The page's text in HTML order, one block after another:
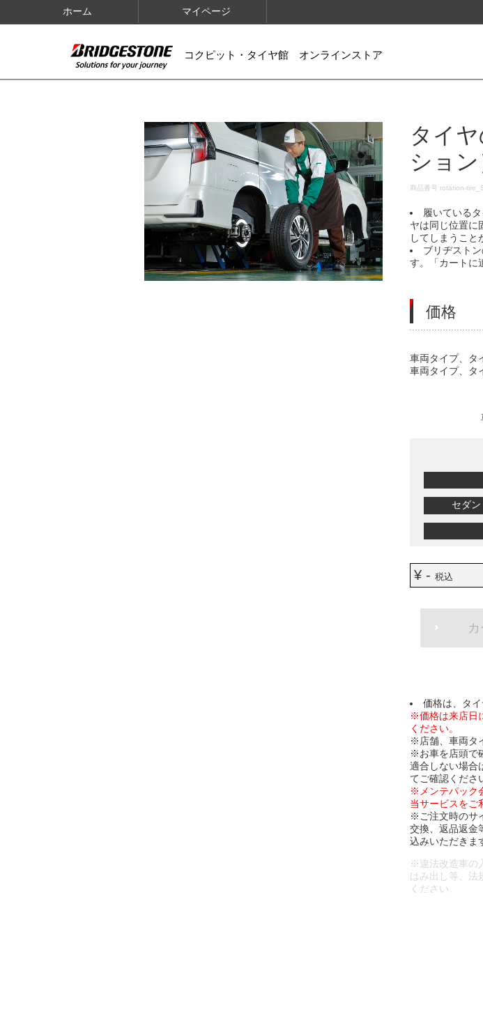
ホーム マイページ
コクピット・タイヤ館 オンラインストア
IMAGES
タイ
ショ
DETAILS
商品番号 rotation-
履いている
ヤは同じ位置に
してしまうこと
ブリヂスト
す。「カートに
価格
車両タイプ、タ
車両タイプ、タ
セダ
¥ -税込
価格は、タ
※価格は来店日
ください。
※店舗、車両タ
※お車を店頭で
適合しない場合
てご確認くださ
※メンテパック
当サービスをご
※ご注文時のサ
交換、返品返金
込みいただきま
※違法改造車の
はみ出し等、法
ください。